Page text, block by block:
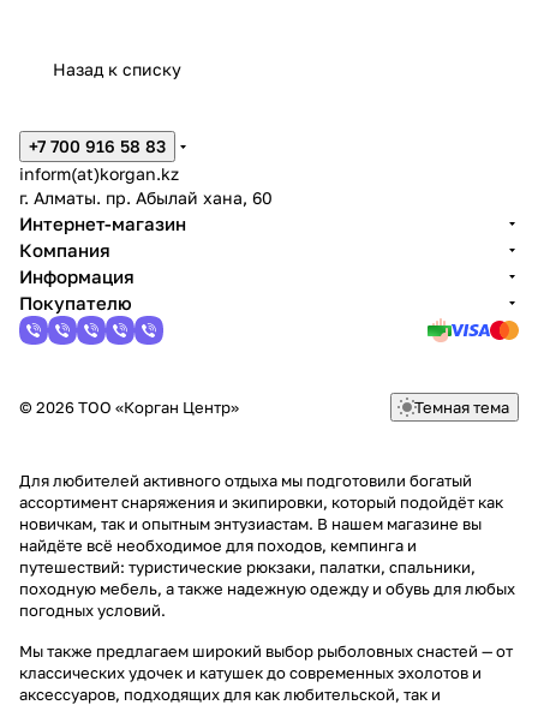
Назад к списку
+7 700 916 58 83
inform(at)korgan.kz
г. Алматы. пр. Абылай хана, 60
Интернет-магазин
Компания
Информация
Покупателю
© 2026 ТОО «Корган Центр» Темная тема
Для любителей активного отдыха мы подготовили богатый
ассортимент снаряжения и экипировки, который подойдёт как
новичкам, так и опытным энтузиастам. В нашем магазине вы
найдёте всё необходимое для походов, кемпинга и
путешествий: туристические рюкзаки, палатки, спальники,
походную мебель, а также надежную одежду и обувь для любых
погодных условий.
Мы также предлагаем широкий выбор рыболовных снастей — от
классических удочек и катушек до современных эхолотов и
аксессуаров, подходящих для как любительской, так и